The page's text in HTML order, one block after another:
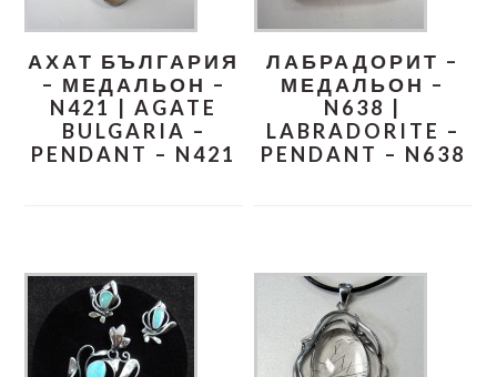
АХАТ БЪЛГАРИЯ
– МЕДАЛЬОН –
N421 | AGATE
BULGARIA –
PENDANT – N421
ЛАБРАДОРИТ –
МЕДАЛЬОН –
N638 |
LABRADORITE –
PENDANT – N638